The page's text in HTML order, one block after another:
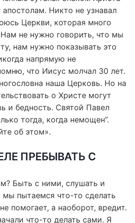
сутаны. Знаком Христа
Никто не узнавал
Церкви, которая много
не нужно говорить, что мы
нам нужно показывать это
напрямую не
что Иисус молчал 30 лет.
наша Церковь. Но на
о Христе могут
и бедность. Святой Павел
тогда, когда немощен”.
ПРЕБЫВАТЬ С
Быть с ними, слушать и
пытаемся что-то сделать
помогает, а наоборот, вредит.